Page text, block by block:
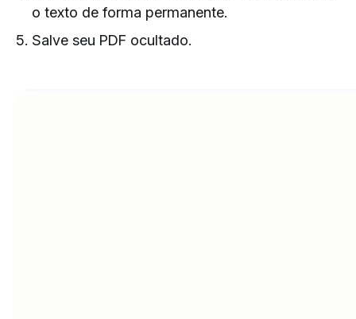
o texto de forma permanente.
Salve seu PDF ocultado.